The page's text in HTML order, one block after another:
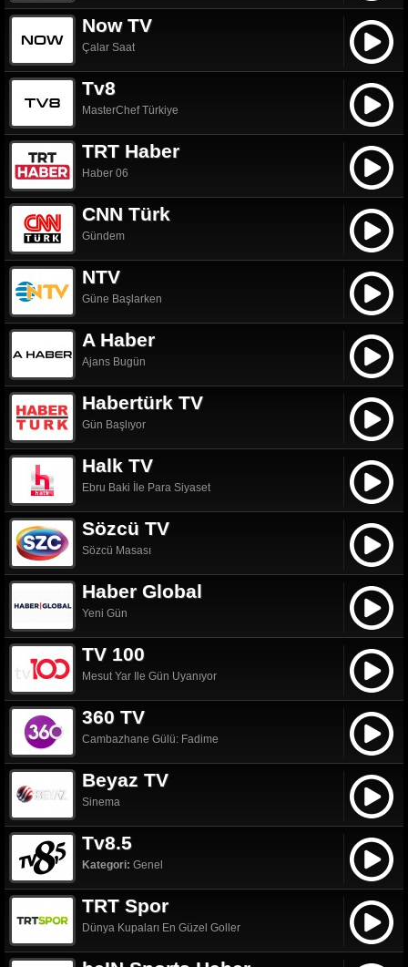
Now TV
Çalar Saat
Tv8
MasterChef Türkiye
TRT Haber
Haber 06
CNN Türk
Gündem
NTV
Güne Başlarken
A Haber
Ajans Bugün
Habertürk TV
Gün Başlıyor
Halk TV
Ebru Baki İle Para Siyaset
Sözcü TV
Sözcü Masası
Haber Global
Yeni Gün
TV 100
Mesut Yar Ile Gün Uyanıyor
360 TV
Cambazhane Gülü: Fadime
Beyaz TV
Sinema
Tv8.5
Kategori: Genel
TRT Spor
Dünya Kupaları En Güzel Goller